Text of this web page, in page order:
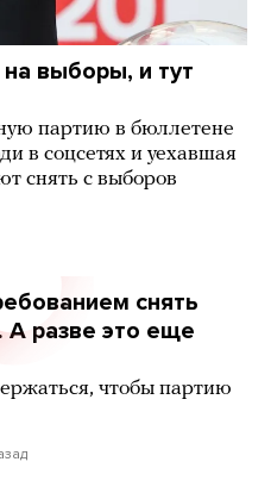
выборы, и тут
партию в бюллетене
в соцсетях и уехавшая
снять с выборов
снять
разве это еще
чтобы партию